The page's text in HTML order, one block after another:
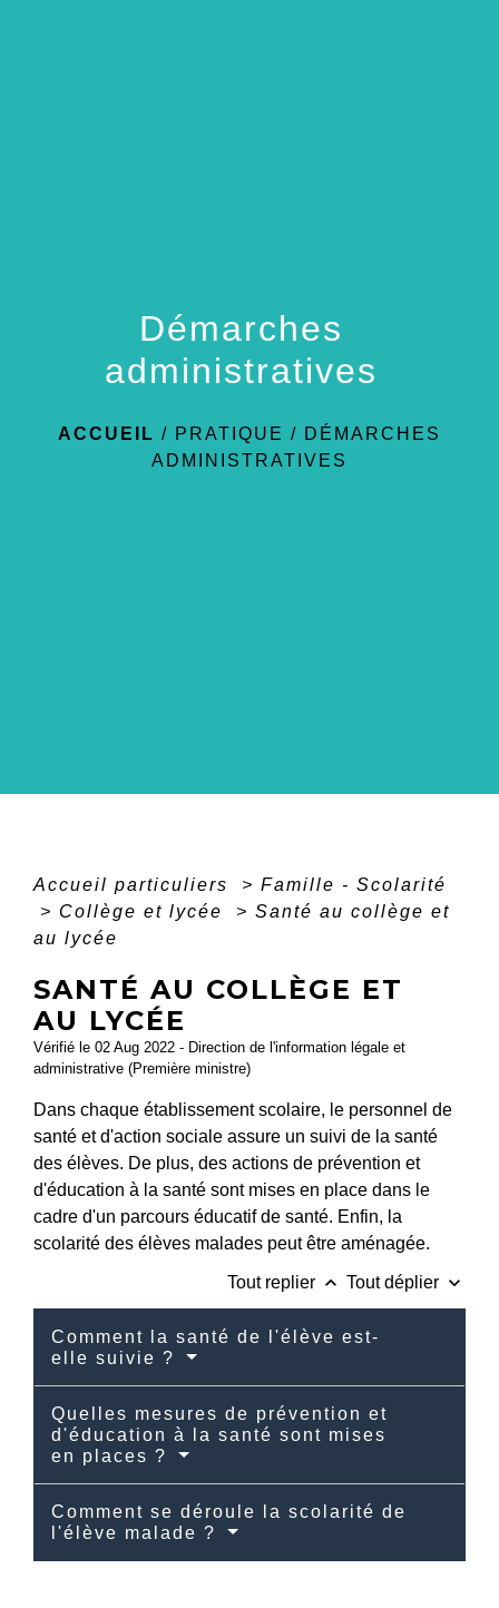
Démarches
administratives
ACCUEIL / PRATIQUE / DÉMARCHES
ADMINISTRATIVES
Accueil particuliers > Famille - Scolarité
> Collège et lycée > Santé au collège et
au lycée
SANTÉ AU COLLÈGE ET
AU LYCÉE
Vérifié le 02 Aug 2022 - Direction de l'information légale et
administrative (Première ministre)
Dans chaque établissement scolaire, le personnel de
santé et d'action sociale assure un suivi de la santé
des élèves. De plus, des actions de prévention et
d'éducation à la santé sont mises en place dans le
cadre d'un parcours éducatif de santé. Enfin, la
scolarité des élèves malades peut être aménagée.
Tout replier keyboard_arrow_up Tout déplier keyboard_arrow_down
Comment la santé de l'élève est-
elle suivie ?
Quelles mesures de prévention et
d'éducation à la santé sont mises
en places ?
Comment se déroule la scolarité de
l'élève malade ?